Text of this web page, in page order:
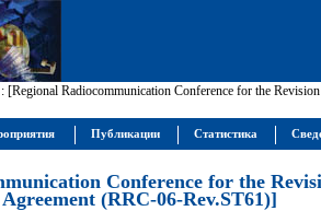
: [Regional Radiocommunication Conference for the
Conference for the
Agreement (RRC-06-Rev.ST61)]
Публикации Статистика